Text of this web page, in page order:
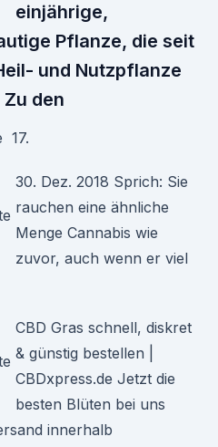
einjährige,
Pflanze, die seit
und Nutzpflanze
den
17.
30. Dez. 2018 Sprich: Sie
rauchen eine ähnliche
Menge Cannabis wie
zuvor, auch wenn er viel
CBD Gras schnell, diskret
& günstig bestellen |
CBDxpress.de Jetzt die
besten Blüten bei uns
innerhalb